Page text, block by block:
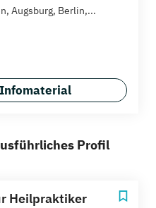
Augsburg, Berlin,...
Profil
Heilpraktiker